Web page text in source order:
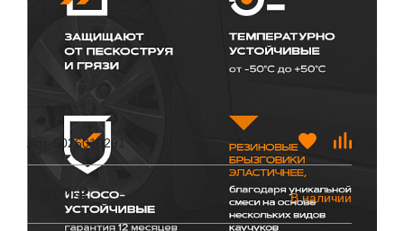
Арт. 6026010291
1 300 ₽ В наличии